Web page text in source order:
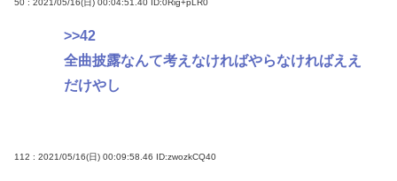
50 : 2021/05/16(日) 00:04:51.40 ID:0Rig+pLR0
>>42
全曲披露なんて考えなければやらなければええ
だけやし
112 : 2021/05/16(日) 00:09:58.46 ID:zwozkCQ40